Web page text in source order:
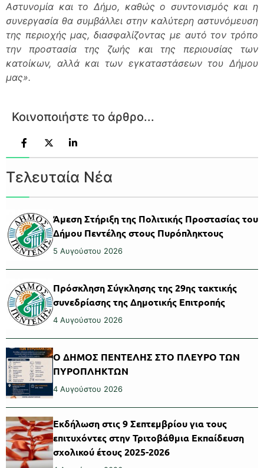
Αστυνομία και το Δήμο, καθώς ο συντονισμός και η
συνεργασία θα συμβάλλει στην καλύτερη αστυνόμευση
της περιοχής μας, διασφαλίζοντας με αυτό τον τρόπο
την προστασία της ζωής και της περιουσίας των
κατοίκων, αλλά και των εγκαταστάσεων του Δήμου
μας».
Κοινοποιήστε το άρθρο...
Τελευταία Νέα
Άμεση Στήριξη της Πολιτικής Προστασίας του
Δήμου Πεντέλης στους Πυρόπληκτους
5 Αυγούστου 2026
Πρόσκληση Σύγκλησης της 29ης τακτικής
συνεδρίασης της Δημοτικής Επιτροπής
4 Αυγούστου 2026
Ο ΔΗΜΟΣ ΠΕΝΤΕΛΗΣ ΣΤΟ ΠΛΕΥΡΟ ΤΩΝ
ΠΥΡΟΠΛΗΚΤΩΝ
4 Αυγούστου 2026
Εκδήλωση στις 9 Σεπτεμβρίου για τους
επιτυχόντες στην Τριτοβάθμια Εκπαίδευση
σχολικού έτους 2025-2026